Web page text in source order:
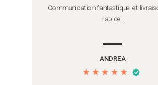
ANDREA
Communication fantastique et
rapide.